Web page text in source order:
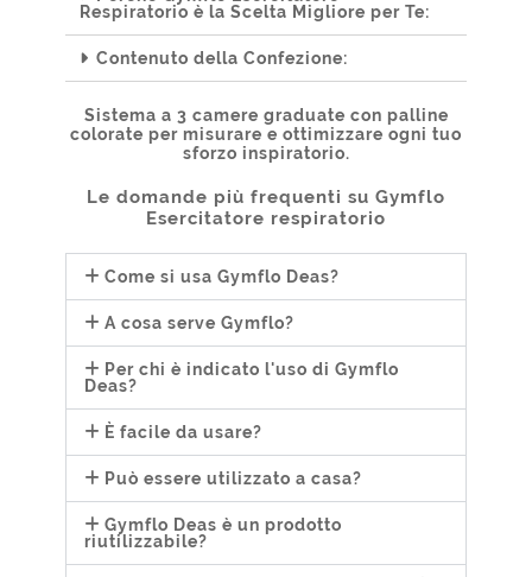
Respiratorio è la Scelta Migliore per Te:
Contenuto della Confezione:
Sistema a 3 camere graduate con palline
colorate per misurare e ottimizzare ogni tuo
sforzo inspiratorio.
Le domande più frequenti su Gymflo
Esercitatore respiratorio
Come si usa Gymflo Deas?
A cosa serve Gymflo?
Per chi è indicato l'uso di Gymflo
Deas?
È facile da usare?
Può essere utilizzato a casa?
Gymflo Deas è un prodotto
riutilizzabile?